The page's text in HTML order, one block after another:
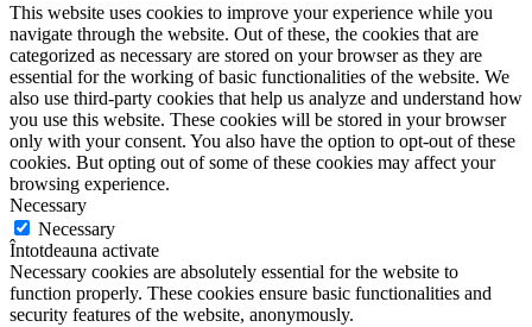
This website uses cookies to improve your experience while you
navigate through the website. Out of these, the cookies that are
categorized as necessary are stored on your browser as they are
essential for the working of basic functionalities of the website. We
also use third-party cookies that help us analyze and understand how
you use this website. These cookies will be stored in your browser
only with your consent. You also have the option to opt-out of these
cookies. But opting out of some of these cookies may affect your
browsing experience.
Necessary
Necessary
Întotdeauna activate
Necessary cookies are absolutely essential for the website to
function properly. These cookies ensure basic functionalities and
security features of the website, anonymously.